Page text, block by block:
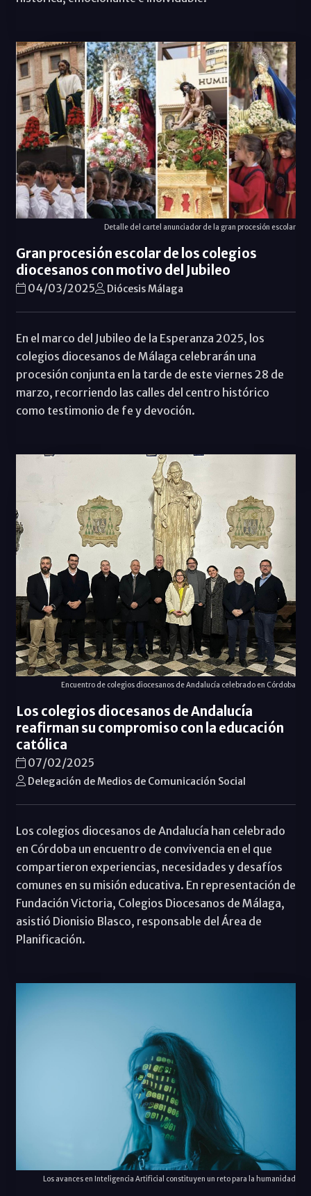
Detalle del cartel anunciador de la gran procesión escolar
Gran procesión escolar de los colegios
diocesanos con motivo del Jubileo
04/03/2025 Diócesis Málaga
En el marco del Jubileo de la Esperanza 2025, los
colegios diocesanos de Málaga celebrarán una
procesión conjunta en la tarde de este viernes 28 de
marzo, recorriendo las calles del centro histórico
como testimonio de fe y devoción.
Encuentro de colegios diocesanos de Andalucía celebrado en Córdoba
Los colegios diocesanos de Andalucía
reafirman su compromiso con la educación
católica
07/02/2025
Delegación de Medios de Comunicación Social
Los colegios diocesanos de Andalucía han celebrado
en Córdoba un encuentro de convivencia en el que
compartieron experiencias, necesidades y desafíos
comunes en su misión educativa. En representación de
Fundación Victoria, Colegios Diocesanos de Málaga,
asistió Dionisio Blasco, responsable del Área de
Planificación.
Los avances en Inteligencia Artificial constituyen un reto para la humanidad